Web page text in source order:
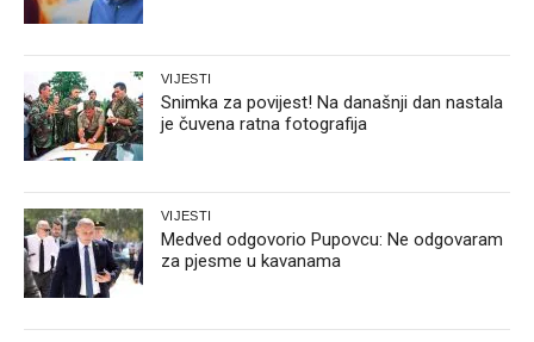
VIJESTI
Snimka za povijest! Na današnji dan nastala
je čuvena ratna fotografija
VIJESTI
Medved odgovorio Pupovcu: Ne odgovaram
za pjesme u kavanama